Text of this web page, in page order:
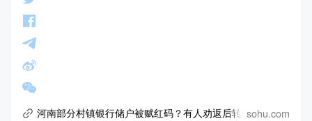
河南部分村镇银行储户被赋红码？有人劝返后转绿！回应来了
sohu.com